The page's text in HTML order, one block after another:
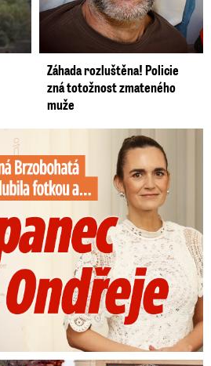
Záhada rozluštěna! Policie
zná totožnost zmateného
muže
fotkou: Rýpanec od Ondřeje